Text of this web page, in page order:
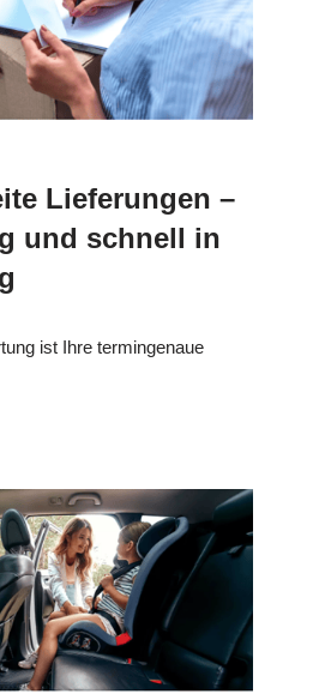
Lieferungen –
und schnell in
ist Ihre termingenaue